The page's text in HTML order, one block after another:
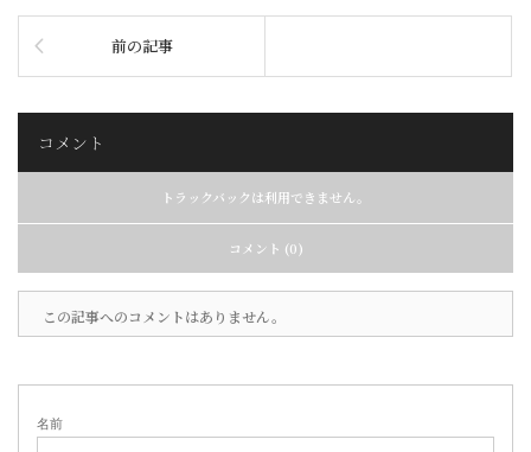
前の記事
コメント
トラックバックは利用できません。
コメント (0)
この記事へのコメントはありません。
名前